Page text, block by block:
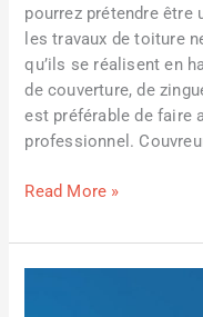
pourrez prétendre être
les travaux de toiture
qu’ils se réalisent en
de couverture, de
est préférable de faire
professionnel.
Read More »